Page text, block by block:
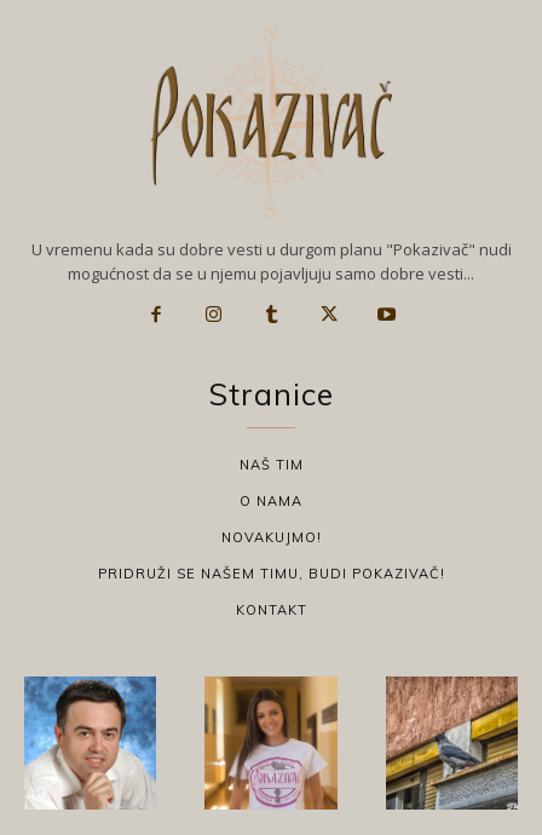
U vremenu kada su dobre vesti u durgom planu "Pokazivač" nudi
mogućnost da se u njemu pojavljuju samo dobre vesti...
Stranice
NAŠ TIM
O NAMA
NOVAKUJMO!
PRIDRUŽI SE NAŠEM TIMU, BUDI POKAZIVAČ!
KONTAKT